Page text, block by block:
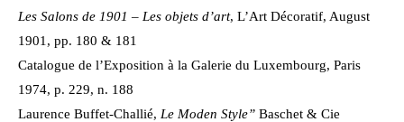
Les Salons de 1901 – Les objets d’art, L’Art Décoratif, August
1901, pp. 180 & 181
Catalogue de l’Exposition à la Galerie du Luxembourg, Paris
1974, p. 229, n. 188
Laurence Buffet-Challié, Le Moden Style” Baschet & Cie